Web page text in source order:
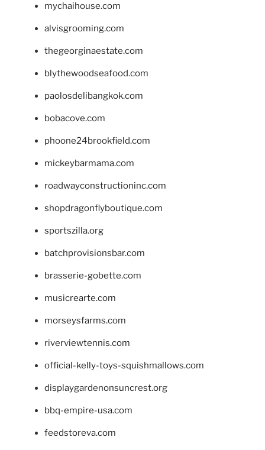
mychaihouse.com
alvisgrooming.com
thegeorginaestate.com
blythewoodseafood.com
paolosdelibangkok.com
bobacove.com
phoone24brookfield.com
mickeybarmama.com
roadwayconstructioninc.com
shopdragonflyboutique.com
sportszilla.org
batchprovisionsbar.com
brasserie-gobette.com
musicrearte.com
morseysfarms.com
riverviewtennis.com
official-kelly-toys-squishmallows.com
displaygardenonsuncrest.org
bbq-empire-usa.com
feedstoreva.com